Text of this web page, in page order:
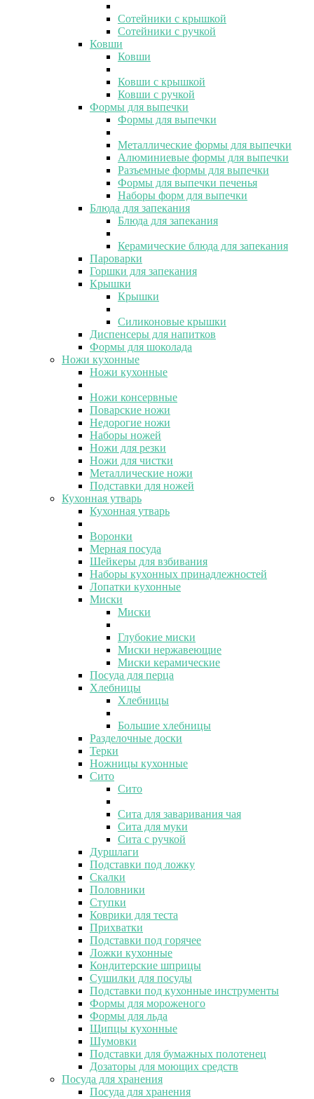
Сотейники с крышкой
Сотейники с ручкой
Ковши
Ковши
Ковши с крышкой
Ковши с ручкой
Формы для выпечки
Формы для выпечки
Металлические формы для выпечки
Алюминиевые формы для выпечки
Разъемные формы для выпечки
Формы для выпечки печенья
Наборы форм для выпечки
Блюда для запекания
Блюда для запекания
Керамические блюда для запекания
Пароварки
Горшки для запекания
Крышки
Крышки
Силиконовые крышки
Диспенсеры для напитков
Формы для шоколада
Ножи кухонные
Ножи кухонные
Ножи консервные
Поварские ножи
Недорогие ножи
Наборы ножей
Ножи для резки
Ножи для чистки
Металлические ножи
Подставки для ножей
Кухонная утварь
Кухонная утварь
Воронки
Мерная посуда
Шейкеры для взбивания
Наборы кухонных принадлежностей
Лопатки кухонные
Миски
Миски
Глубокие миски
Миски нержавеющие
Миски керамические
Посуда для перца
Хлебницы
Хлебницы
Большие хлебницы
Разделочные доски
Терки
Ножницы кухонные
Сито
Сито
Сита для заваривания чая
Сита для муки
Сита с ручкой
Дуршлаги
Подставки под ложку
Скалки
Половники
Ступки
Коврики для теста
Прихватки
Подставки под горячее
Ложки кухонные
Кондитерские шприцы
Сушилки для посуды
Подставки под кухонные инструменты
Формы для мороженого
Формы для льда
Щипцы кухонные
Шумовки
Подставки для бумажных полотенец
Дозаторы для моющих средств
Посуда для хранения
Посуда для хранения